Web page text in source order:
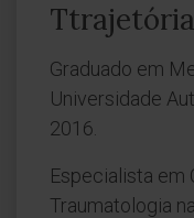
Graduado em
Universidade
2016.
Especialista em
Traumatologia